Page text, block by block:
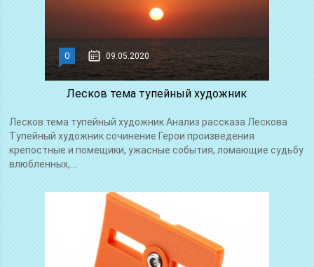
0 09.05.2020
Лесков тема тупейный художник
Лесков тема тупейный художник Анализ рассказа Лескова
Тупейный художник сочинение Герои произведения
крепостные и помещики, ужасные события, ломающие судьбу
влюбленных,...